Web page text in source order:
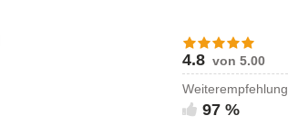
4.8 von 5.00
Weiterempfehlung
97 %